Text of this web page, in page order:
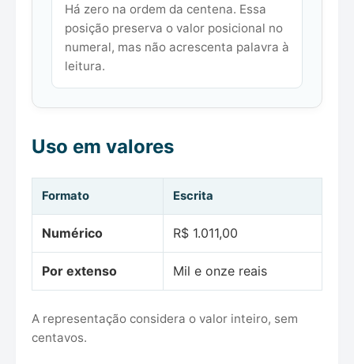
Há zero na ordem da centena. Essa
posição preserva o valor posicional no
numeral, mas não acrescenta palavra à
leitura.
Uso em valores
Formato Escrita
Numérico R$ 1.011,00
Por extenso Mil e onze reais
A representação considera o valor inteiro, sem
centavos.